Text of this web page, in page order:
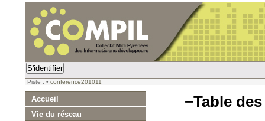
S'identifier
Piste : • conference201011
Accueil
Vie du réseau
−Table